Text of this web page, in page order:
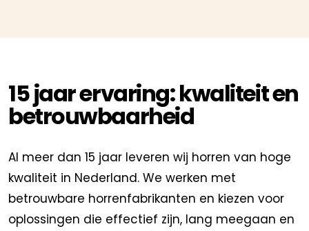
15 jaar ervaring: kwaliteit en
betrouwbaarheid
Al meer dan 15 jaar leveren wij horren van hoge
kwaliteit in Nederland. We werken met
betrouwbare horrenfabrikanten en kiezen voor
oplossingen die effectief zijn, lang meegaan en